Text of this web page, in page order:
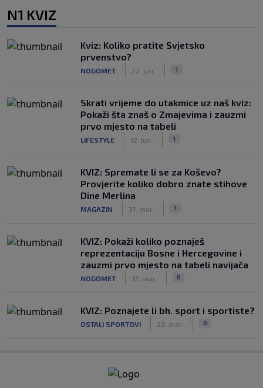
N1 KVIZ
Kviz: Koliko pratite Svjetsko
prvenstvo?
NOGOMET 22. jun. 1
Skrati vrijeme do utakmice uz naš kviz:
Pokaži šta znaš o Zmajevima i zauzmi
prvo mjesto na tabeli
LIFESTYLE 12. jun. 1
KVIZ: Spremate li se za Koševo?
Provjerite koliko dobro znate stihove
Dine Merlina
MAGAZIN 31. mar. 1
KVIZ: Pokaži koliko poznaješ
reprezentaciju Bosne i Hercegovine i
zauzmi prvo mjesto na tabeli navijača
NOGOMET 31. mar. 0
KVIZ: Poznajete li bh. sport i sportiste?
OSTALI SPORTOVI 23. mar. 0